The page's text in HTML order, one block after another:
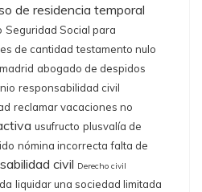
de residencia temporal
Seguridad Social para
de cantidad testamento nulo
abogado de despidos
responsabilidad civil
reclamar vacaciones no
usufructo plusvalía de
nómina incorrecta falta de
civil Derecho civil
liquidar una sociedad limitada